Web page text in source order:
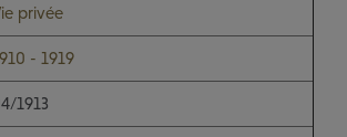
privée
- 1919
1913